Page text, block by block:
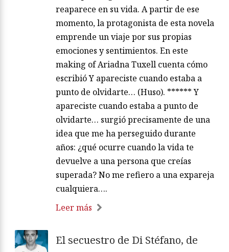
reaparece en su vida. A partir de ese
momento, la protagonista de esta novela
emprende un viaje por sus propias
emociones y sentimientos. En este
making of Ariadna Tuxell cuenta cómo
escribió Y apareciste cuando estaba a
punto de olvidarte… (Huso). ****** Y
apareciste cuando estaba a punto de
olvidarte… surgió precisamente de una
idea que me ha perseguido durante
años: ¿qué ocurre cuando la vida te
devuelve a una persona que creías
superada? No me refiero a una expareja
cualquiera….
Leer más
El secuestro de Di Stéfano, de